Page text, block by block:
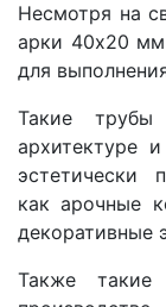
Несмотря на
арки 40х20 мм
для
Такие
архитектуре
эстетически
как арочные
декоративные
Также такие